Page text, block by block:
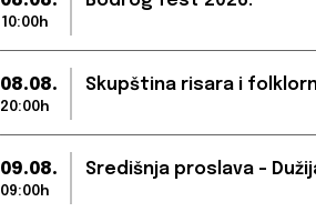
10:00h
08.08.
20:00h
Skupština risara i
09.08.
09:00h
Središnja proslava –